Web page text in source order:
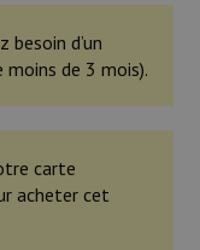
besoin d’un
de 3 mois).
carte
acheter cet